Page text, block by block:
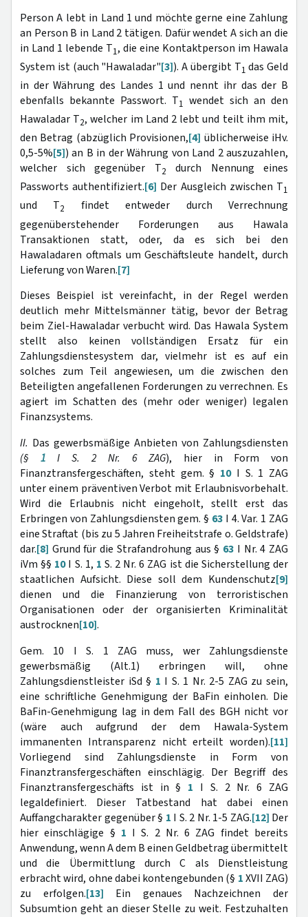
Person A lebt in Land 1 und möchte gerne eine Zahlung
an Person B in Land 2 tätigen. Dafür wendet A sich an die
in Land 1 lebende T1, die eine Kontaktperson im Hawala
System ist (auch "Hawaladar"[3]). A übergibt T1 das Geld
in der Währung des Landes 1 und nennt ihr das der B
ebenfalls bekannte Passwort. T1 wendet sich an den
Hawaladar T2, welcher im Land 2 lebt und teilt ihm mit,
den Betrag (abzüglich Provisionen,[4] üblicherweise iHv.
0,5-5%[5]) an B in der Währung von Land 2 auszuzahlen,
welcher sich gegenüber T2
durch Nennung eines
Passworts authentifiziert.[6] Der Ausgleich zwischen T1
und T2
findet entweder durch Verrechnung
gegenüberstehender Forderungen aus Hawala
Transaktionen statt, oder, da es sich bei den
Hawaladaren oftmals um Geschäftsleute handelt, durch
Lieferung von Waren.[7]
Dieses Beispiel ist vereinfacht, in der Regel werden
deutlich mehr Mittelsmänner tätig, bevor der Betrag
beim Ziel-Hawaladar verbucht wird. Das Hawala System
stellt also keinen vollständigen Ersatz für ein
Zahlungsdienstesystem dar, vielmehr ist es auf ein
solches zum Teil angewiesen, um die zwischen den
Beteiligten angefallenen Forderungen zu verrechnen. Es
agiert im Schatten des (mehr oder weniger) legalen
Finanzsystems.
II. Das gewerbsmäßige Anbieten von Zahlungsdiensten
(§ 1 I S. 2 Nr. 6 ZAG), hier in Form von
Finanztransfergeschäften, steht gem. § 10I S. 1 ZAG
unter einem präventiven Verbot mit Erlaubnisvorbehalt.
Wird die Erlaubnis nicht eingeholt, stellt erst das
Erbringen von Zahlungsdiensten gem. § 63 I 4. Var. 1 ZAG
eine Straftat (bis zu 5 Jahren Freiheitstrafe o. Geldstrafe)
dar.[8] Grund für die Strafandrohung aus § 63 I Nr. 4 ZAG
iVm §§ 10I S. 1, 1 S. 2 Nr. 6 ZAG ist die Sicherstellung der
staatlichen Aufsicht. Diese soll dem Kundenschutz[9]
dienen und die Finanzierung von terroristischen
Organisationen oder der organisierten Kriminalität
austrocknen[10].
Gem. 10 I S. 1 ZAG muss, wer Zahlungsdienste
gewerbsmäßig (Alt.1) erbringen will, ohne
Zahlungsdienstleister iSd § 1 I S. 1 Nr. 2-5 ZAG zu sein,
eine schriftliche Genehmigung der BaFin einholen. Die
BaFin-Genehmigung lag in dem Fall des BGH nicht vor
(wäre auch aufgrund der dem Hawala-System
immanenten Intransparenz nicht erteilt worden).[11]
Vorliegend sind Zahlungsdienste in Form von
Finanztransfergeschäften einschlägig. Der Begriff des
Finanztransfergeschäfts ist in § 1 I S. 2 Nr. 6 ZAG
legaldefiniert. Dieser Tatbestand hat dabei einen
Auffangcharakter gegenüber § 1 I S. 2 Nr. 1-5 ZAG.[12] Der
hier einschlägige § 1 I S. 2 Nr. 6 ZAG findet bereits
Anwendung, wenn A dem B einen Geldbetrag übermittelt
und die Übermittlung durch C als Dienstleistung
erbracht wird, ohne dabei kontengebunden (§ 1XVII ZAG)
zu erfolgen.[13] Ein genaues Nachzeichnen der
Subsumtion geht an dieser Stelle zu weit. Festzuhalten